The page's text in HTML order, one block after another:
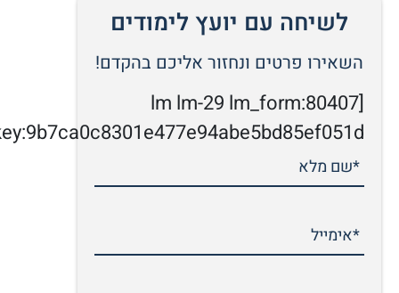
לשיחה עם יועץ לימודים
השאירו פרטים ונחזור אליכם בהקדם!
[lm lm-29 lm_form:80407